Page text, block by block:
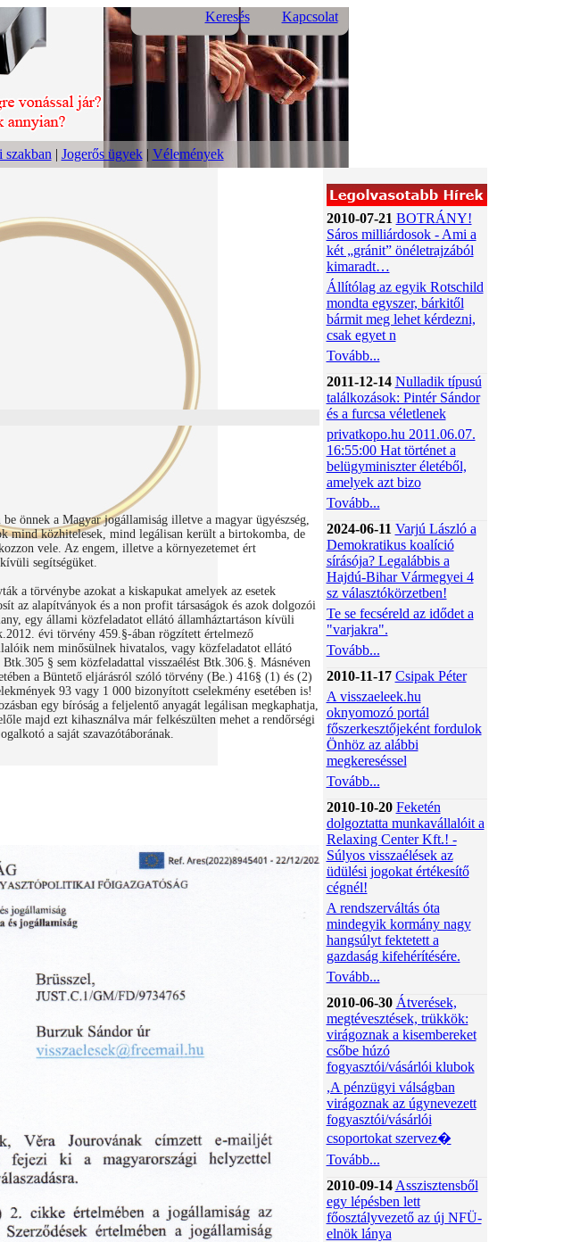
Keresés Kapcsolat
szakban | Jogerős ügyek| Vélemények
önnek a Magyar jogállamiság illetve a magyar ügyészség,
mind közhitelesek, mind legálisan került a birtokomba, de
vele. Az engem, illetve a környezetemet ért
segítségüket.
a törvénybe azokat a kiskapukat amelyek az esetek
az alapítványok és a non profit társaságok és azok dolgozói
egy állami közfeladatot ellátó államháztartáson kívüli
évi törvény 459.§-ában rögzített értelmező
nem minősülnek hivatalos, vagy közfeladatot ellátó
§ sem közfeladattal visszaélést Btk.306.§. Másnéven
a Büntető eljárásról szóló törvény (Be.) 416§ (1) és (2)
93 vagy 1 000 bizonyított cselekmény esetében is!
egy bíróság a feljelentő anyagát legálisan megkaphatja,
majd ezt kihasználva már felkészülten mehet a rendőrségi
a saját szavazótáborának.
2010-07-21 BOTRÁNY!
Sáros milliárdosok - Ami a
két „gránit” önéletrajzából
kimaradt…
Állítólag az egyik Rotschild
mondta egyszer, bárkitől
bármit meg lehet kérdezni,
csak egyet n
Tovább...
2011-12-14 Nulladik típusú
találkozások: Pintér Sándor
és a furcsa véletlenek
privatkopo.hu 2011.06.07.
16:55:00 Hat történet a
belügyminiszter életéből,
amelyek azt bizo
Tovább...
2024-06-11 Varjú László a
Demokratikus koalíció
sírásója? Legalábbis a
Hajdú-Bihar Vármegyei 4
sz választókörzetben!
Te se fecséreld az idődet a
"varjakra".
Tovább...
2010-11-17 Csipak Péter
A visszaeleek.hu
oknyomozó portál
főszerkesztőjeként fordulok
Önhöz az alábbi
megkereséssel
Tovább...
2010-10-20 Feketén
dolgoztatta munkavállalóit a
Relaxing Center Kft.! -
Súlyos visszaélések az
üdülési jogokat értékesítő
cégnél!
A rendszerváltás óta
mindegyik kormány nagy
hangsúlyt fektetett a
gazdaság kifehérítésére.
Tovább...
2010-06-30 Átverések,
megtévesztések, trükkök:
virágoznak a kisembereket
csőbe húzó
fogyasztói/vásárlói klubok
,A pénzügyi válságban
virágoznak az úgynevezett
fogyasztói/vásárlói
csoportokat szervez�
Tovább...
2010-09-14 Asszisztensből
egy lépésben lett
főosztályvezető az új NFÜ-
elnök lánya